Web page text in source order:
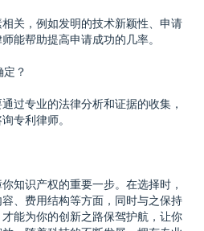
关，例如发明的技术新颖性、申请
能帮助提高申请成功的几率。
？
过专业的法律分析和证据的收集，
专利律师。
知识产权的重要一步。在选择时，
、费用结构等方面，同时与之保持
能为你的创新之路保驾护航，让你